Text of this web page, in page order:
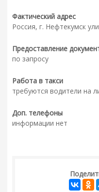
Фактический адрес
Россия, г. Нефтекумск
Предоставление
по запросу
Работа в такси
требуются водители на
Доп. телефоны
информации нет